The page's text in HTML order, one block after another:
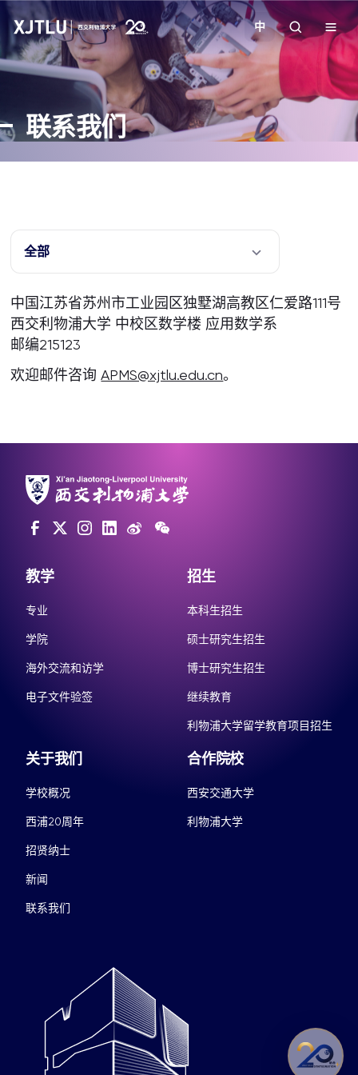
招生
学院
校园生活
关于我们
中
联系我们
全部
中国江苏省苏州市工业园区独墅湖高教区仁爱路111号
西交利物浦大学 中校区数学楼 应用数学系
邮编215123
欢迎邮件咨询APMS@xjtlu.edu.cn。
教学
专业
学院
海外交流和访学
电子文件验签
招生
本科生招生
硕士研究生招生
博士研究生招生
继续教育
利物浦大学留学教育项目招生
关于我们
学校概况
西浦20周年
招贤纳士
新闻
联系我们
合作院校
西安交通大学
利物浦大学